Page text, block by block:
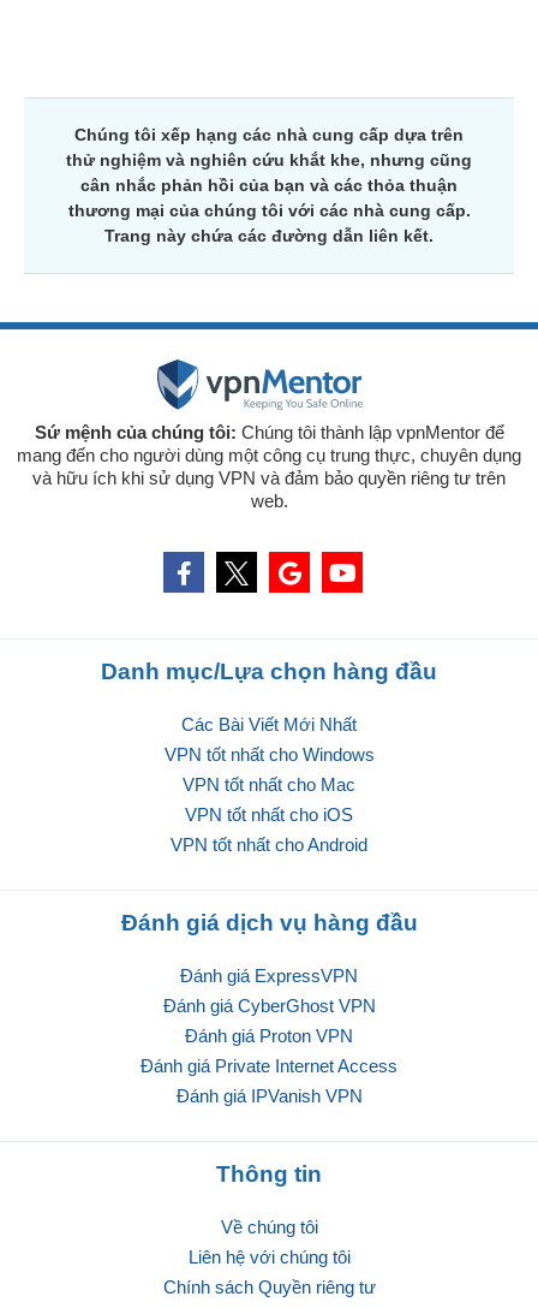
Chúng tôi xếp hạng các nhà cung cấp dựa trên
thử nghiệm và nghiên cứu khắt khe, nhưng cũng
cân nhắc phản hồi của bạn và các thỏa thuận
thương mại của chúng tôi với các nhà cung cấp.
Trang này chứa các đường dẫn liên kết.
Sứ mệnh của chúng tôi: Chúng tôi thành lập vpnMentor để
mang đến cho người dùng một công cụ trung thực, chuyên dụng
và hữu ích khi sử dụng VPN và đảm bảo quyền riêng tư trên
web.
Danh mục/Lựa chọn hàng đầu
Các Bài Viết Mới Nhất
VPN tốt nhất cho Windows
VPN tốt nhất cho Mac
VPN tốt nhất cho iOS
VPN tốt nhất cho Android
Đánh giá dịch vụ hàng đầu
Đánh giá ExpressVPN
Đánh giá CyberGhost VPN
Đánh giá Proton VPN
Đánh giá Private Internet Access
Đánh giá IPVanish VPN
Thông tin
Về chúng tôi
Liên hệ với chúng tôi
Chính sách Quyền riêng tư